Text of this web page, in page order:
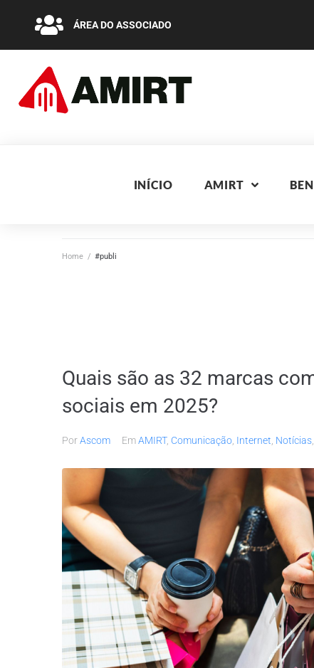
ÁREA DO ASSOCIADO
INÍCIO AMIRT
Home / #publi
Quais são as 32 marcas
sociais em 2025?
PorAscom EmAMIRT, Comunicação Internet Notícias